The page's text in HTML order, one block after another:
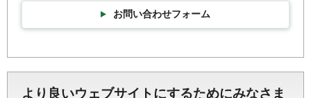
お問い合わせフォーム
より良いウェブサイトにするためにみなさま